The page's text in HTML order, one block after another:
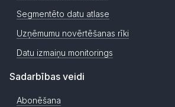
Segmentēto datu atlase
Uzņēmumu novērtēšanas rīki
Datu izmaiņu monitorings
Sadarbības veidi
Abonēšana